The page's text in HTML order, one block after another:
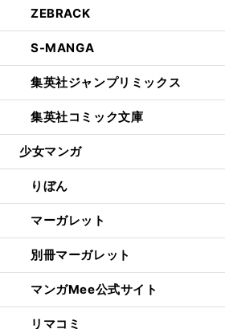
ZEBRACK
S-MANGA
集英社ジャンプリミックス
集英社コミック文庫
少女マンガ
りぼん
マーガレット
別冊マーガレット
マンガMee公式サイト
リマコミ